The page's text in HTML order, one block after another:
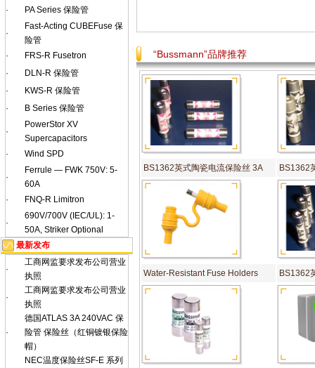
·
PA Series 保险管
·
Fast-Acting CUBEFuse 保
险管
·
FRS-R Fusetron
·
DLN-R 保险管
·
KWS-R 保险管
·
B Series 保险管
·
PowerStor XV
Supercapacitors
·
Wind SPD
·
Ferrule — FWK 750V: 5-
60A
·
FNQ-R Limitron
·
690V/700V (IEC/UL): 1-
50A, Striker Optional
最新发布
·
工商网监要求发布公司营业
执照
·
工商网监要求发布公司营业
执照
·
德国ATLAS 3A 240VAC 保
险管 保险丝（红铜镀银保险
帽）
NEC温度保险丝SF-E 系列
“Bussmann”品牌推荐
BS1362英式陶瓷电流保险丝 3A BS1362
Water-Resistant Fuse Holders BS1362